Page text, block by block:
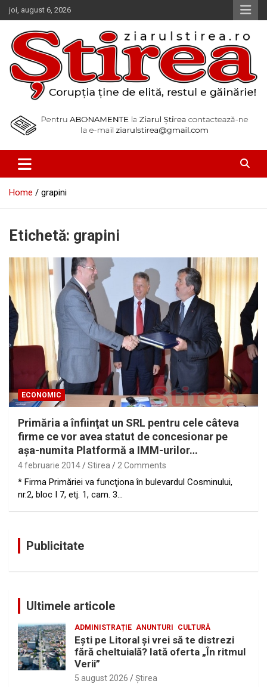
Skip
to
content
joi, august 6, 2026
Ziarul Știrea
Home grapini
Etichetă: grapini
ECONOMIC
Primăria a înfiinţat un SRL pentru cele câteva
firme ce vor avea statut de concesionar pe
aşa-numita Platformă a IMM-urilor…
4 februarie 2014 Stirea 2 Comments
* Firma Primăriei va funcţiona în bulevardul Cosminului,
nr.2, bloc I 7, etj. 1, cam. 3…
Publicitate
Ultimele articole
ADMINISTRAȚIE ANUNTURI CULTURĂ
Eşti pe Litoral şi vrei să te distrezi
fără cheltuială? Iată oferta „În ritmul
Verii”
5 august 2026 Ştirea